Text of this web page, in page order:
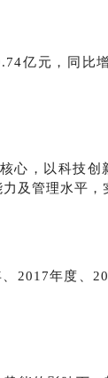
亿元，同比
心，以科技创
及管理水平，
2017年度、